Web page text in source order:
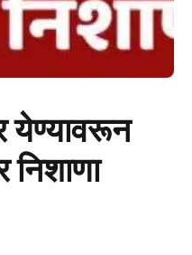
येण्यावरून
निशाणा